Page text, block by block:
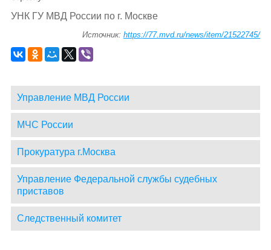
УНК ГУ МВД России по г. Москве
Источник:https://77.mvd.ru/news/item/21522745/
Управление МВД России
МЧС России
Прокуратура г.Москва
Управление Федеральной службы судебных
приставов
Следственный комитет